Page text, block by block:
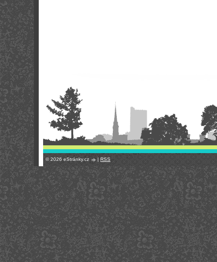
© 2026 eStránky.cz |RSS